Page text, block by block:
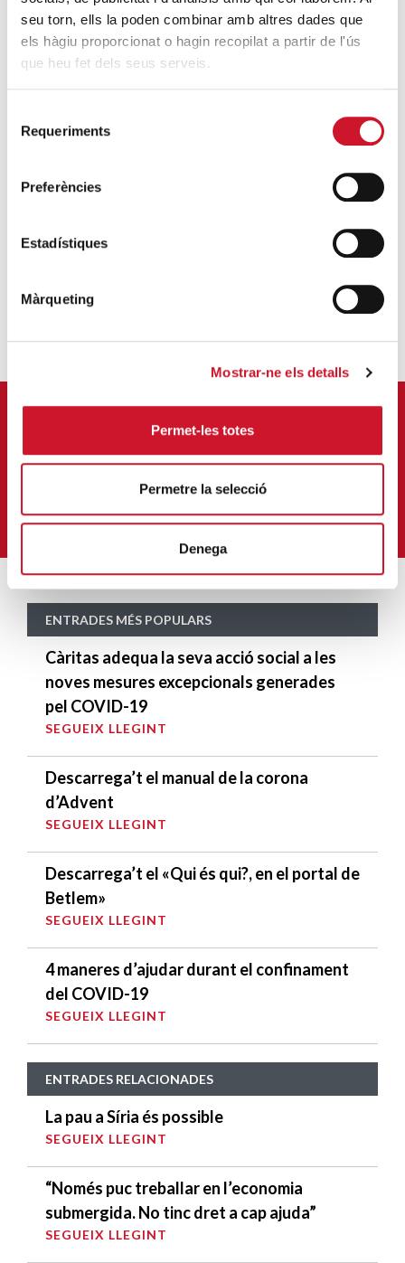
seu torn, ells la poden combinar amb altres dades que
els hàgiu proporcionat o hagin recopilat a partir de l'ús
que heu fet dels seus serveis.
Requeriments
Preferències
Estadístiques
Màrqueting
Mostrar-ne els detalls
Permet-les totes
Permetre la selecció
Denega
JOAN MONTBLANC
Correu-
M'HI VULL SUBSCRIURE
ENTRADES MÉS POPULARS
Càritas adequa la seva acció social a les
noves mesures excepcionals generades
pel COVID-19
SEGUEIX LLEGINT
Descarrega’t el manual de la corona
d’Advent
SEGUEIX LLEGINT
Descarrega’t el «Qui és qui?, en el portal de
Betlem»
SEGUEIX LLEGINT
4 maneres d’ajudar durant el confinament
del COVID-19
SEGUEIX LLEGINT
ENTRADES RELACIONADES
La pau a Síria és possible
SEGUEIX LLEGINT
“Només puc treballar en l’economia
submergida. No tinc dret a cap ajuda”
SEGUEIX LLEGINT